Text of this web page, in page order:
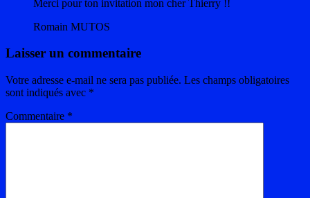
Merci pour ton invitation mon cher Thierry !!
Romain MUTOS
Laisser un commentaire
Votre adresse e-mail ne sera pas publiée. Les champs obligatoires
sont indiqués avec *
Commentaire *